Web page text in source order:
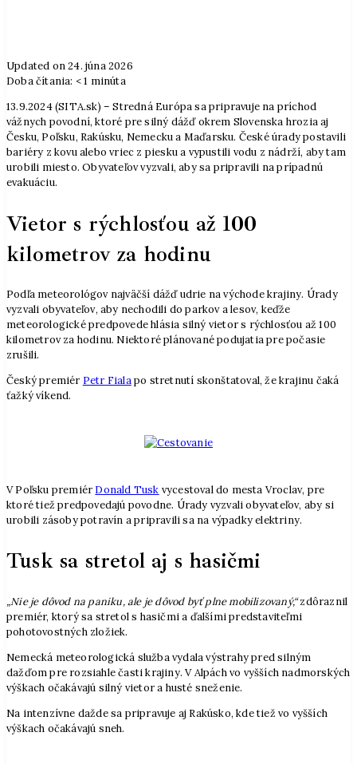
Updated on 24. júna 2026
Doba čítania: < 1 minúta
13.9.2024 (SITA.sk) – Stredná Európa sa pripravuje na príchod
vážnych povodní, ktoré pre silný dážď okrem Slovenska hrozia aj
Česku, Poľsku, Rakúsku, Nemecku a Maďarsku. České úrady postavili
bariéry z kovu alebo vriec z piesku a vypustili vodu z nádrží, aby tam
urobili miesto. Obyvateľov vyzvali, aby sa pripravili na prípadnú
evakuáciu.
Vietor s rýchlosťou až 100
kilometrov za hodinu
Podľa meteorológov najväčší dážď udrie na východe krajiny. Úrady
vyzvali obyvateľov, aby nechodili do parkov a lesov, keďže
meteorologické predpovede hlásia silný vietor s rýchlosťou až 100
kilometrov za hodinu. Niektoré plánované podujatia pre počasie
zrušili.
Český premiér Petr Fialapo stretnutí skonštatoval, že krajinu čaká
ťažký víkend.
V Poľsku premiér Donald Tusk vycestoval do mesta Vroclav, pre
ktoré tiež predpovedajú povodne. Úrady vyzvali obyvateľov, aby si
urobili zásoby potravín a pripravili sa na výpadky elektriny.
Tusk sa stretol aj s hasičmi
„Nie je dôvod na paniku, ale je dôvod byť plne mobilizovaný,“zdôraznil
premiér, ktorý sa stretol s hasičmi a ďalšími predstaviteľmi
pohotovostných zložiek.
Nemecká meteorologická služba vydala výstrahy pred silným
dažďom pre rozsiahle časti krajiny. V Alpách vo vyšších nadmorských
výškach očakávajú silný vietor a husté sneženie.
Na intenzívne dažde sa pripravuje aj Rakúsko, kde tiež vo vyšších
výškach očakávajú sneh.